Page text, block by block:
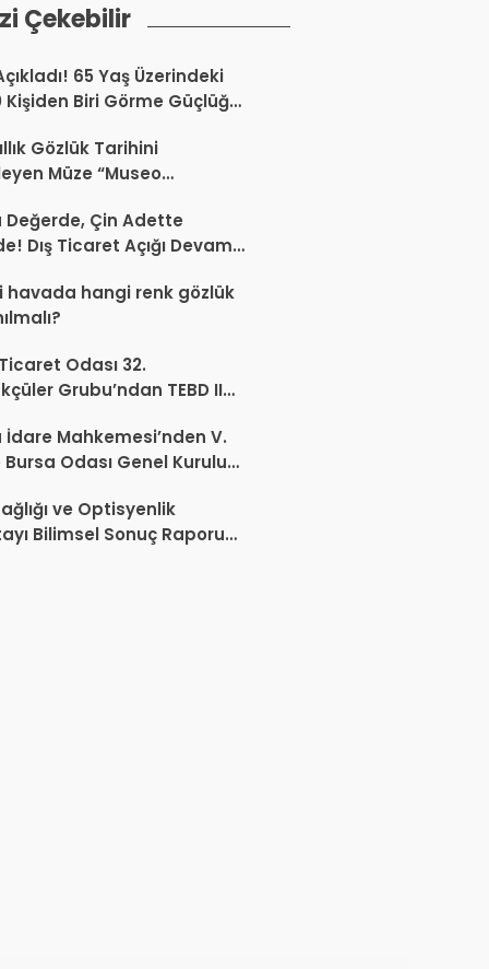
Çekebilir
65 Yaş Üzerindeki
Kişiden Biri Görme Güçlüğü
Gözlük Tarihini
Müze “Museo
Çin Adette
Dış Ticaret Açığı Devam
havada hangi renk gözlük
Odası 32.
Grubu’ndan TEBD II
açıklaması
İdare Mahkemesi’nden V.
Odası Genel Kurulu
ve Optisyenlik
Bilimsel Sonuç Raporu